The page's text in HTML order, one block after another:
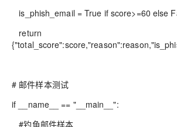
is_phish_email = True if score>=60 else
return
# 邮件样本测试
if __name__ == "__main__":
#钓鱼邮件样本